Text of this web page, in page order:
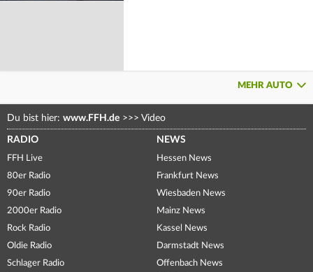
MEHR AUTO
Du bist hier: www.FFH.de >>> Video
RADIO
FFH Live
80er Radio
90er Radio
2000er Radio
Rock Radio
Oldie Radio
Schlager Radio
NEWS
Hessen News
Frankfurt News
Wiesbaden News
Mainz News
Kassel News
Darmstadt News
Offenbach News